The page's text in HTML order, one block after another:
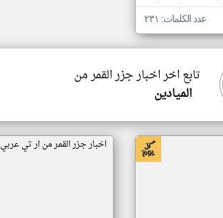
عدد الكلمات: ٢٣١
تابع اخر اخبار جزر القمر من
الميادين
اخبار جزر القمر من ار تي عربي